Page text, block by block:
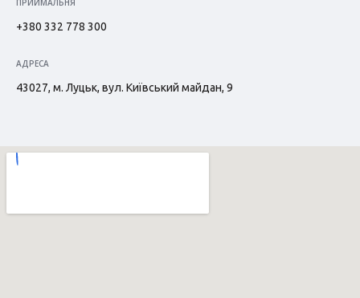
ПРИЙМАЛЬНЯ
+380 332 778 300
АДРЕСА
43027, м. Луцьк, вул. Київський майдан, 9